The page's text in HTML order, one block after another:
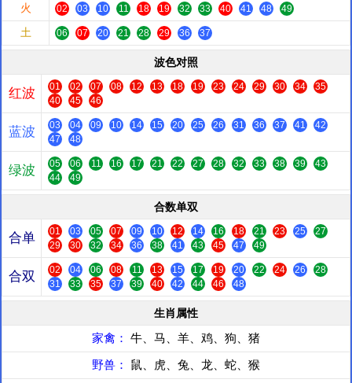
火 02 03 10 11 18 19 32 33 40 41 48 49
土 06 07 20 21 28 29 36 37
波色对照
红波 01 02 07 08 12 13 18 19 23 24 29 30 34
35
40
45 46
蓝波 03 04 09 10 14 15 20 25 26 31 36 37 41
42
47
48
绿波 05 06 11 16 17 21 22 27 28 32 33 38 39
43
44
49
合数单双
合单 01 03 05 07 09 10 12 14 16 18 21 23 25
27
29
30 32 34 36 38 41 43 45 47 49
合双 02 04 06 08 11 13 15 17 19 20 22 24 26
28
31
33 35 37 39 40 42 44 46 48
生肖属性
家禽： 牛、马、羊、鸡、狗、猪
野兽： 鼠、虎、兔、龙、蛇、猴